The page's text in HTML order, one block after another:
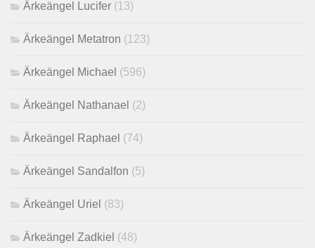
Ärkeängel Lucifer (13)
Ärkeängel Metatron (123)
Ärkeängel Michael (596)
Ärkeängel Nathanael (2)
Ärkeängel Raphael (74)
Ärkeängel Sandalfon (5)
Ärkeängel Uriel (83)
Ärkeängel Zadkiel (48)